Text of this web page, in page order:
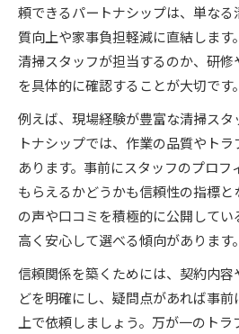
頼できるパートナシップは、単な
質向上や家事負担軽減に直結しま
清掃スタッフが担当するのか、研
を具体的に確認することが大切です。
例えば、現場経験が豊富な清掃ス
トナシップでは、作業の品質やト
あります。事前にスタッフのプロ
もらえるかどうかも信頼性の指標
の声や口コミを積極的に公開して
高く安心して選べる傾向があります。
信頼関係を築くためには、契約内
どを明確にし、疑問点があれば事
上で依頼しましょう。万が一のト